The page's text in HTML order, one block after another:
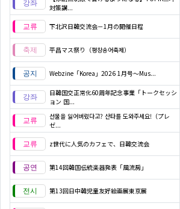
対策講...
下北沢日韓交流会－1月の開催日程
平昌マス祭り（평창송어축제）
Webzine「Korea」2026 1月号～Mus...
日韓国交正常化60周年記念事業「トークセッシ
ョン 国...
선물을 잃어버렸다고? 산타를 도와주세요!（プレ
ゼ...
z世代に人気のカフェで、日韓交流会
第14回韓国伝統楽器発表「風流房」
第13回日中韓児童友好絵画展東京展